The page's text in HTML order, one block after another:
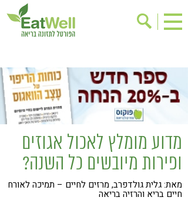
בישול בריא
אינדקס עסקים
ריפוי ומניעת מחלות
בריאות האישה
מתכוני בריאות
אירועים
שינוי תזונתי
גישות בתזונה
דיאטה
ניקוי רעלים
מזונות על
מדוע מומלץ לאכול אגוזים
ופירות מיובשים כל השנה?
מאת: גלית גולדפרב, מרזים לחיים – תמיכה לאורח
חיים בריא והרזיה בריאה